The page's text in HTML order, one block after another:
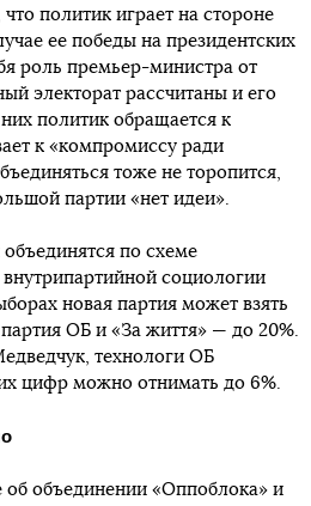
политик играет на стороне
ее победы на президентских
роль премьер-министра от
электорат рассчитаны и его
политик обращается к
к «компромиссу ради
тоже не торопится,
партии «нет идеи».
по схеме
социологии
новая партия может взять
ОБ и «За життя» — до 20%.
технологи ОБ
цифр можно отнимать до 6%.
объединении «Оппоблока» и